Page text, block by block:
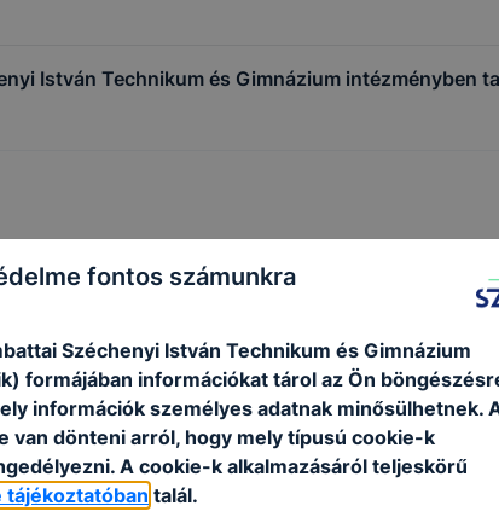
István Technikum és Gimnázium intézményben
fontos számunkra
Széchenyi István Technikum és Gimnázium
formájában információkat tárol az Ön
információk személyes adatnak minősülhetnek.
van dönteni arról, hogy mely típusú cookie-k
A cookie-k alkalmazásáról teljeskörű
tájékoztatóban talál.